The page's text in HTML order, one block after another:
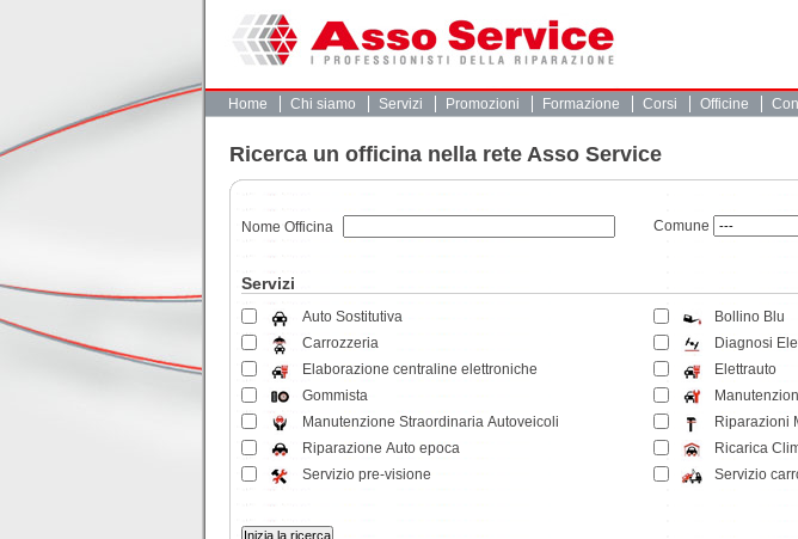
Home Chi siamo Servizi Promozioni Formazione Corsi Officine
Ricerca un officina nella rete Asso Service
Nome Officina Comune
Servizi
Auto Sostitutiva
Bollino Blu
Carrozzeria
Diagnosi
Elaborazione centraline elettroniche
Elettrauto
Gommista
Manutenzione Straordinaria Autoveicoli
Riparazioni
Riparazione Auto epoca
Ricarica
Servizio pre-visione
Servizio